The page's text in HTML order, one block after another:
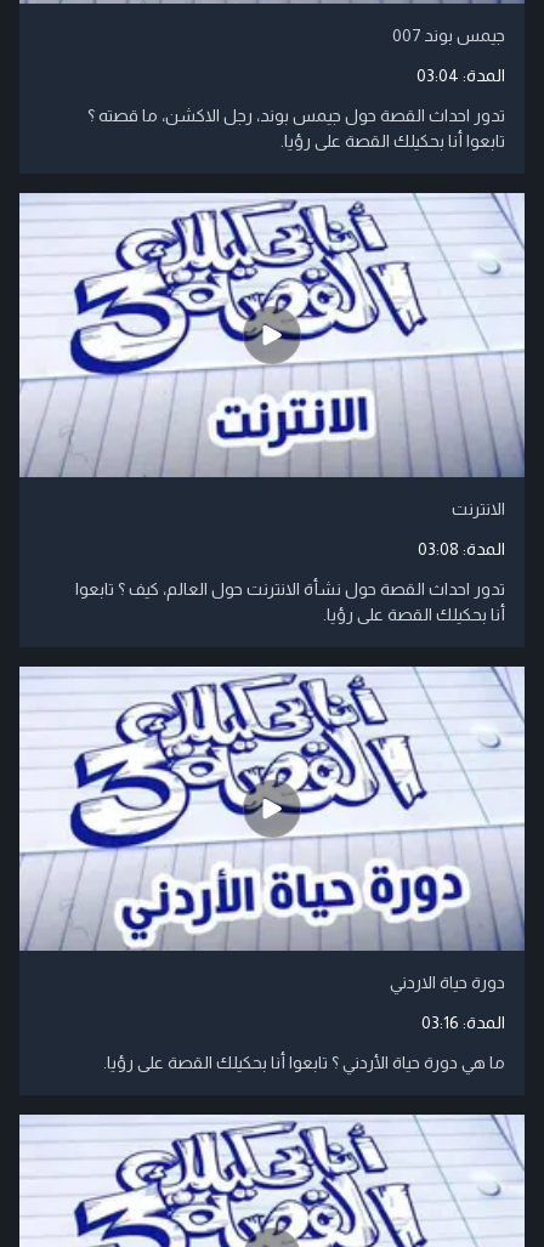
جيمس بوند 007
المدة: 03:04
تدور احداث القصة حول جيمس بوند، رجل الاكشن، ما قصته ؟
تابعوا أنا بحكيلك القصة على رؤيا.
الانترنت
المدة: 03:08
تدور احداث القصة حول نشأة الانترنت حول العالم، كيف ؟ تابعوا
أنا بحكيلك القصة على رؤيا.
دورة حياة الاردني
المدة: 03:16
ما هي دورة حياة الأردني ؟ تابعوا أنا بحكيلك القصة على رؤيا.